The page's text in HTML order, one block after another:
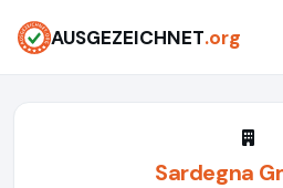
AUSGEZEICHNET.org
Sardegna